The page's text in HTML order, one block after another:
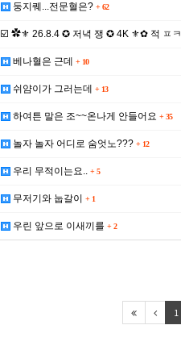
둥지퀘...전문혈은? + 62
☑️ ✿⚜ 26.8.4 ✪ 저녁 쟁 ✪ 4K ⚜✿ 적 ㅍㅋ
베나혈은 근데 + 10
쉬얌이가 그러는데 + 13
하여튼 말은 조~~온나게 안들어요 + 35
놀자 놀자 어디로 숨엇노??? + 12
우리 무적이는요.. + 5
무저기와 눕갈이 + 1
우린 앞으로 이새끼를 + 2
1